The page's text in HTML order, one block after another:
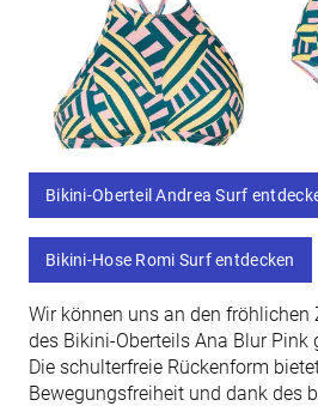
Bikini-Oberteil Andrea Surf
Bikini-Hose Romi Surf entdecken
Wir können uns an den fröhlichen
des Bikini-Oberteils Ana Blur Pink
Die schulterfreie Rückenform
Bewegungsfreiheit und dank des